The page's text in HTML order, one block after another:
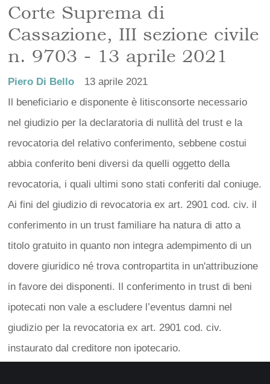
Corte Suprema di
Cassazione, III sezione civile
n. 9703 - 13 aprile 2021
Piero Di Bello
13 aprile 2021
Il beneficiario e disponente è litisconsorte necessario
nel giudizio per la declaratoria di nullità del trust e la
revocatoria del relativo conferimento, sebbene costui
abbia conferito beni diversi da quelli oggetto della
revocatoria, i quali ultimi sono stati conferiti dal coniuge.
Ai fini del giudizio di revocatoria ex art. 2901 cod. civ. il
conferimento in un trust familiare ha natura di atto a
titolo gratuito in quanto non integra adempimento di un
dovere giuridico né trova contropartita in un'attribuzione
in favore dei disponenti. Il conferimento in trust di beni
ipotecati non vale a escludere l’eventus damni nel
giudizio per la revocatoria ex art. 2901 cod. civ.
instaurato dal creditore non ipotecario.